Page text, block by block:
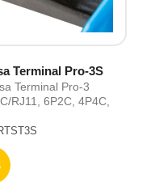
Terminal Pro-3S
Terminal Pro-3
RJ11, 6P2C, 4P4C,